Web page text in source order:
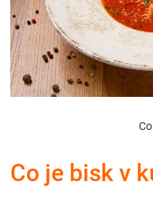
Těhotenské
oblečení
Co je bisk v